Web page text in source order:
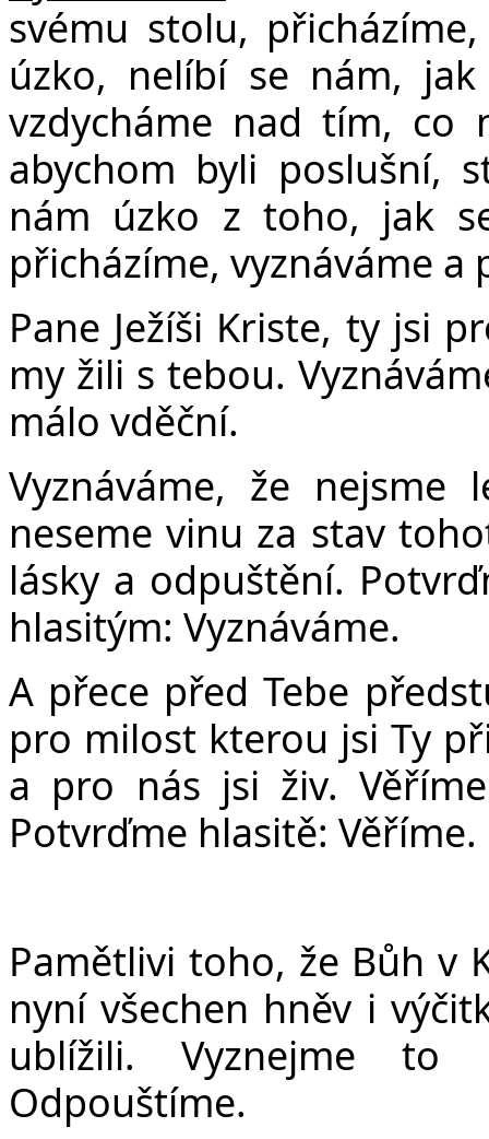
svému stolu,
úzko, nelíbí se nám,
vzdycháme nad tím, co
abychom byli poslušní,
nám úzko z toho, jak
přicházíme, vyznáváme a
Pane Ježíši Kriste, ty jsi
my žili s tebou.
málo vděční.
Vyznáváme, že
neseme vinu za stav
lásky a odpuštění.
hlasitým: Vyznáváme.
A přece před Tebe
pro milost kterou jsi Ty
a pro nás jsi živ.
Potvrďme hlasitě: Věříme.
Pamětlivi toho, že Bůh v
nyní všechen hněv i
ublížili. Vyznejme to
Odpouštíme.